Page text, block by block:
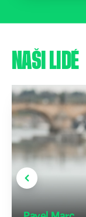
NAŠI LIDÉ